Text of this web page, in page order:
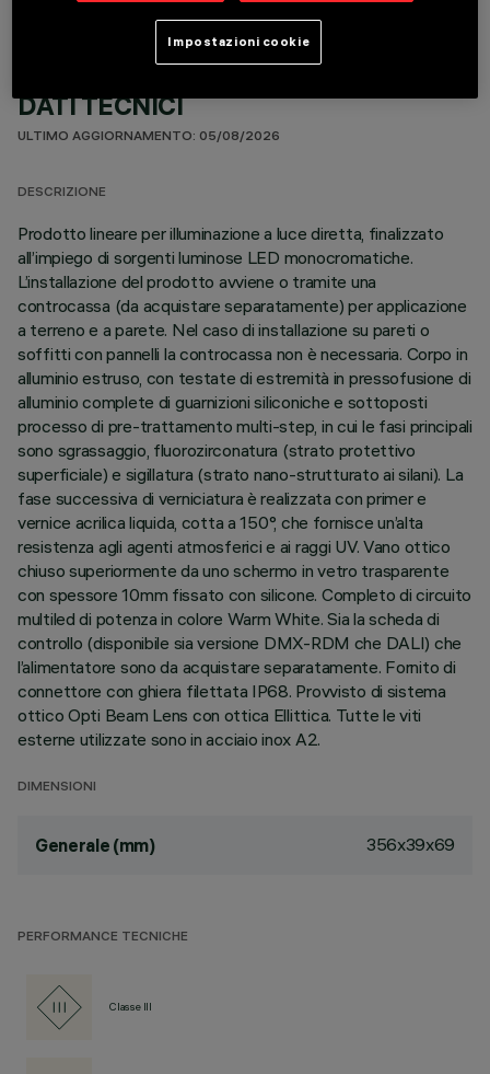
DATI TECNICI
ULTIMO AGGIORNAMENTO: 05/08/2026
DESCRIZIONE
Prodotto lineare per illuminazione a luce diretta, finalizzato
all’impiego di sorgenti luminose LED monocromatiche.
L’installazione del prodotto avviene o tramite una
controcassa (da acquistare separatamente) per applicazione
a terreno e a parete. Nel caso di installazione su pareti o
soffitti con pannelli la controcassa non è necessaria. Corpo in
alluminio estruso, con testate di estremità in pressofusione di
alluminio complete di guarnizioni siliconiche e sottoposti
processo di pre-trattamento multi-step, in cui le fasi principali
sono sgrassaggio, fluorozirconatura (strato protettivo
superficiale) e sigillatura (strato nano-strutturato ai silani). La
fase successiva di verniciatura è realizzata con primer e
vernice acrilica liquida, cotta a 150°, che fornisce un’alta
resistenza agli agenti atmosferici e ai raggi UV. Vano ottico
chiuso superiormente da uno schermo in vetro trasparente
con spessore 10mm fissato con silicone. Completo di circuito
multiled di potenza in colore Warm White. Sia la scheda di
controllo (disponibile sia versione DMX-RDM che DALI) che
l’alimentatore sono da acquistare separatamente. Fornito di
connettore con ghiera filettata IP68. Provvisto di sistema
ottico Opti Beam Lens con ottica Ellittica. Tutte le viti
esterne utilizzate sono in acciaio inox A2.
DIMENSIONI
Generale (mm) 356x39x69
PERFORMANCE TECNICHE
Classe III
Impostazioni cookie